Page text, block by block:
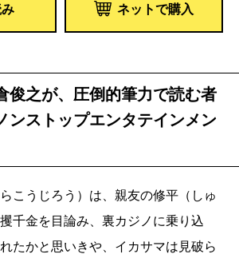
ネットで購入
俊之が、圧倒的筆力で読む者
ンストップエンタテインメン
こうじろう）は、親友の修平（しゅ
千金を目論み、裏カジノに乗り込
たかと思いきや、イカサマは見破ら